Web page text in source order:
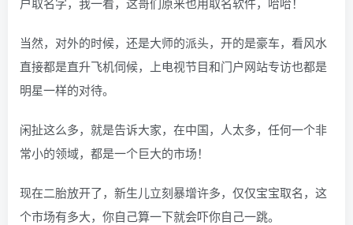
当然，对外的时候，还是大师的派头，开的是豪车，看风水
直接都是直升飞机伺候，上电视节目和门户网站专访也都是
明星一样的对待。
闲扯这么多，就是告诉大家，在中国，人太多，任何一个非
常小的领域，都是一个巨大的市场！
现在二胎放开了，新生儿立刻暴增许多，仅仅宝宝取名，这
个市场有多大，你自己算一下就会吓你自己一跳。